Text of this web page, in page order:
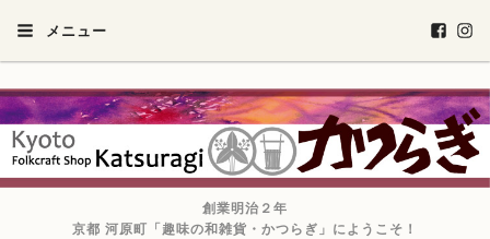
メニュー
創業明治２年
京都 河原町「趣味の和雑貨・かつらぎ」にようこそ！